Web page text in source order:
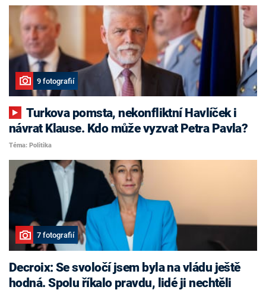
9 fotografií
Turkova pomsta, nekonfliktní Havlíček i
návrat Klause. Kdo může vyzvat Petra Pavla?
Téma: Politika
7 fotografií
Decroix: Se svoločí jsem byla na vládu ještě
hodná. Spolu říkalo pravdu, lidé ji nechtěli